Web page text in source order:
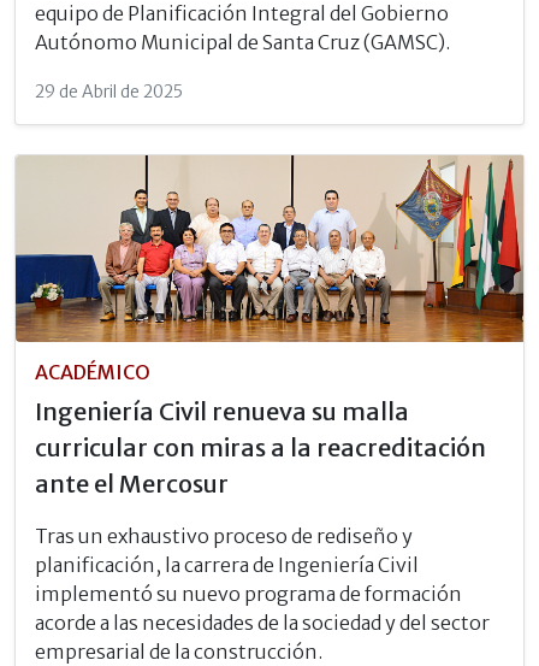
equipo de Planificación Integral del Gobierno
Autónomo Municipal de Santa Cruz (GAMSC).
29 de Abril de 2025
ACADÉMICO
Ingeniería Civil renueva su malla
curricular con miras a la reacreditación
ante el Mercosur
Tras un exhaustivo proceso de rediseño y
planificación, la carrera de Ingeniería Civil
implementó su nuevo programa de formación
acorde a las necesidades de la sociedad y del sector
empresarial de la construcción.